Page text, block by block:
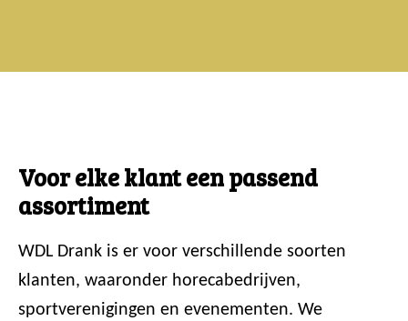
Voor elke klant een passend
assortiment
WDL Drank is er voor verschillende soorten
klanten, waaronder horecabedrijven,
sportverenigingen en evenementen. We